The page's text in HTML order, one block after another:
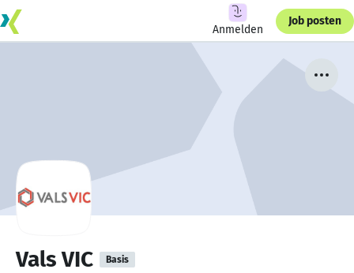
Anmelden
Job posten
Vals VIC Basis